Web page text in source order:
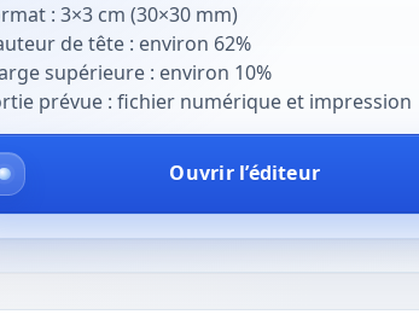
: 3×3 cm (30×30 mm)
de tête : environ 62%
supérieure : environ 10%
prévue : fichier numérique et impression
Ouvrir l’éditeur